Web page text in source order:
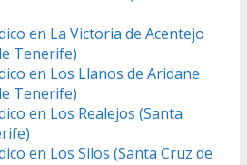
en La Victoria de Acentejo
Tenerife)
en Los Llanos de Aridane
Tenerife)
en Los Realejos (Santa
en Los Silos (Santa Cruz de